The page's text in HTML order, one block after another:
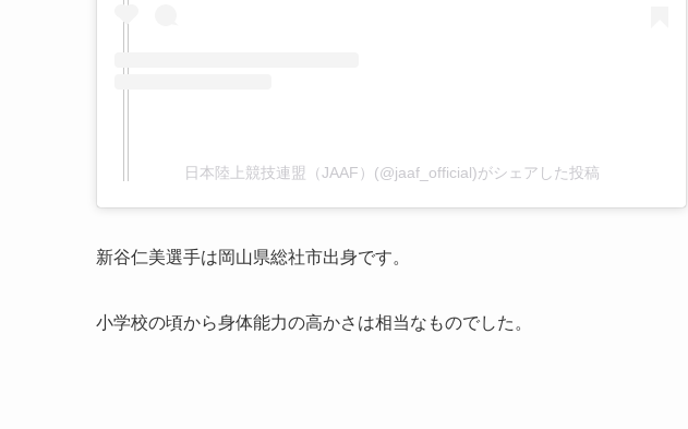
日本陸上競技連盟（JAAF）(@jaaf_official)がシェアした投稿
新谷仁美選手は岡山県総社市出身です。
小学校の頃から身体能力の高かさは相当なものでした。